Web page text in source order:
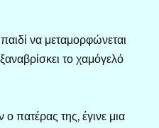
να μεταμορφώνεται
το χαμόγελό
πατέρας της, έγινε μια